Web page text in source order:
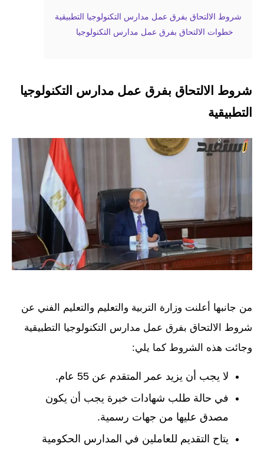
شروط الالتحاق بفرق عمل مدارس التكنولوجيا التطبيقية
خطوات الالتحاق بفرق عمل مدارس التكنولوجيا
شروط الالتحاق بفرق عمل مدارس التكنولوجيا
التطبيقية
من جانبها أعلنت وزارة التربية والتعليم والتعليم الفني عن
شروط الالتحاق بفرق عمل مدارس التكنولوجيا التطبيقية
وجائت هذه الشروط كما يلي:
لا يجب أن يزيد عمر المتقدم عن 55 عام.
في حالة طلب شهادات خبرة يجب أن يكون
مصدق عليها من جهات رسمية.
يتاح التقديم للعاملين في المدارس الحكومية